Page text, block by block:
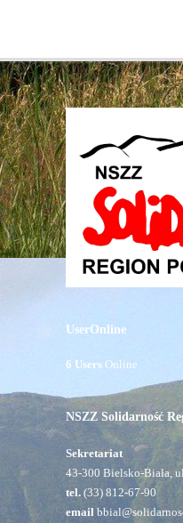
UserOnline
6 UsersOnline
NSZZ Solidarność
Sekretariat
43-300 Bielsko-Biała,
tel.(33) 812-67-90
email